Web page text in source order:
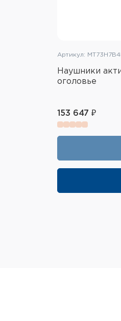
Артикул:
Наушники
оголовье
153 647 ₽